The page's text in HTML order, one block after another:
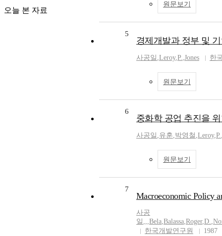
오늘 본 자료
원문보기
5
경제개발과 정부 및
사공일 ,Leroy,P.,Jones 한
원문보기
6
중화학 공업 추진을
사공일 ,유훈,박영철 ,Leroy,P.
원문보기
7
Macroeconomic Policy
사공
일 ,,,Bela,Balassa,Roger,D.,
한국개발연구원
1987